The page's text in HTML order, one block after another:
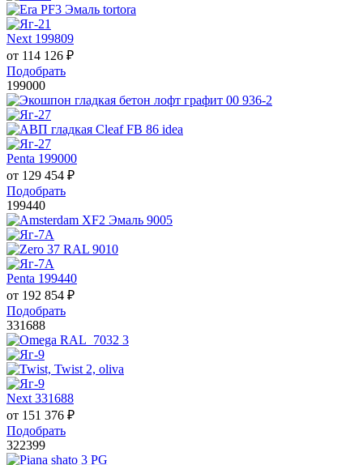
Next 199809
от 114 126 ₽
Подобрать
199000
Penta 199000
от 129 454 ₽
Подобрать
199440
Penta 199440
от 192 854 ₽
Подобрать
331688
Next 331688
от 151 376 ₽
Подобрать
322399